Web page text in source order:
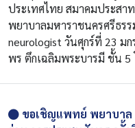
ประเทศไทย สมาคมประสา
พยาบาลมหาราชนครศรีธรร
neurologist วันศุกร์ที่ 23 ม
พร ตึกเฉลิมพระบารมี ชั้น 5
ขอเชิญแพทย์ พยาบาล